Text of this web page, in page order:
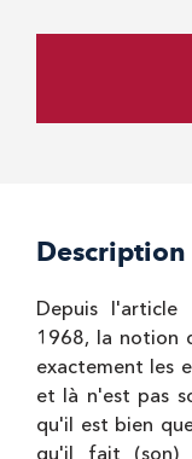
Description
Depuis l'article
1968, la notion
exactement les
et là n'est pas
qu'il est bien
qu'il fait (son)